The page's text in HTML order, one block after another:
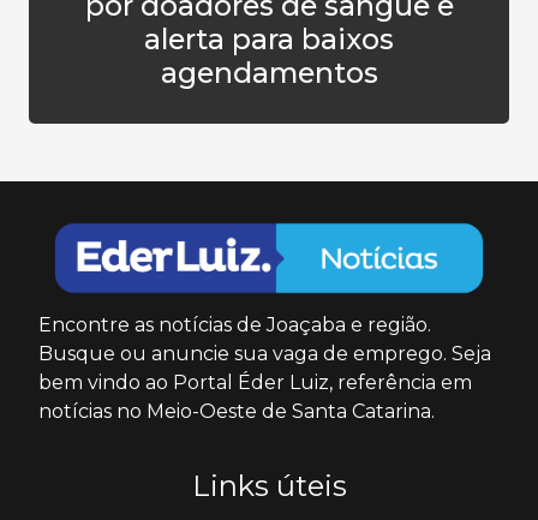
alerta para baixos
agendamentos
Encontre as notícias de Joaçaba e região.
Busque ou anuncie sua vaga de emprego. Seja
bem vindo ao Portal Éder Luiz, referência em
notícias no Meio-Oeste de Santa Catarina.
Links úteis